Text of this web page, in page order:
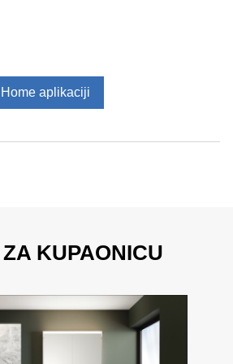
aplikaciji
KUPAONICU